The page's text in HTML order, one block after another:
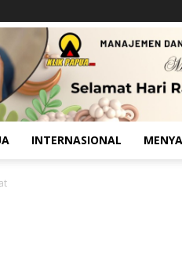
INTERNASIONAL